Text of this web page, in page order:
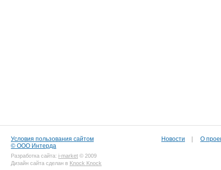
Условия пользования сайтом
© ООО Интерда
Разработка сайта: i-market © 2009
Дизайн сайта сделан в Knock Knock
Новости О